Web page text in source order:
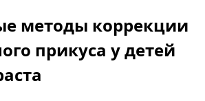
методы коррекции
прикуса у детей